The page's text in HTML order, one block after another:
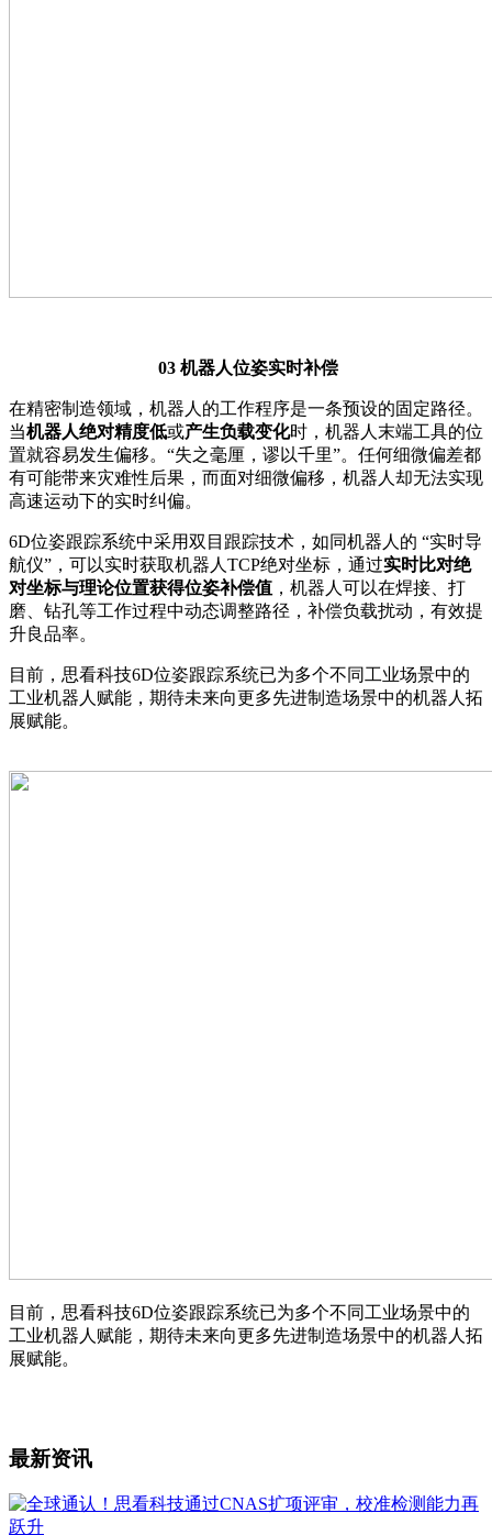
03 机器人位姿实时补偿
在精密制造领域，机器人的工作程序是一条预设的固定路径。
当机器人绝对精度低或产生负载变化时，机器人末端工具的位
置就容易发生偏移。“失之毫厘，谬以千里”。任何细微偏差都
有可能带来灾难性后果，而面对细微偏移，机器人却无法实现
高速运动下的实时纠偏。
6D位姿跟踪系统中采用双目跟踪技术，如同机器人的 “实时导
航仪”，可以实时获取机器人TCP绝对坐标，通过实时比对绝
对坐标与理论位置获得位姿补偿值 ，机器人可以在焊接、打
磨、钻孔等工作过程中动态调整路径，补偿负载扰动，有效提
升良品率。
目前，思看科技6D位姿跟踪系统已为多个不同工业场景中的
工业机器人赋能，期待未来向更多先进制造场景中的机器人拓
展赋能。
目前，思看科技6D位姿跟踪系统已为多个不同工业场景中的
工业机器人赋能，期待未来向更多先进制造场景中的机器人拓
展赋能。
最新资讯